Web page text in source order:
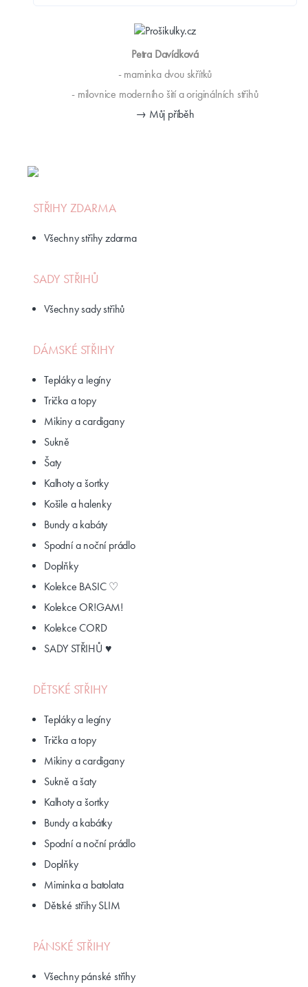
Petra Davídková
- maminka dvou skřítků
- milovnice moderního šití a originálních střihů
→ Můj příběh
STŘIHY ZDARMA
Všechny střihy zdarma
SADY STŘIHŮ
Všechny sady střihů
DÁMSKÉ STŘIHY
Tepláky a legíny
Trička a topy
Mikiny a cardigany
Sukně
Šaty
Kalhoty a šortky
Košile a halenky
Bundy a kabáty
Spodní a noční prádlo
Doplňky
Kolekce BASIC ♡
Kolekce OR!GAM!
Kolekce CORD
SADY STŘIHŮ ♥
DĚTSKÉ STŘIHY
Tepláky a legíny
Trička a topy
Mikiny a cardigany
Sukně a šaty
Kalhoty a šortky
Bundy a kabátky
Spodní a noční prádlo
Doplňky
Miminka a batolata
Dětské střihy SLIM
PÁNSKÉ STŘIHY
Všechny pánské střihy